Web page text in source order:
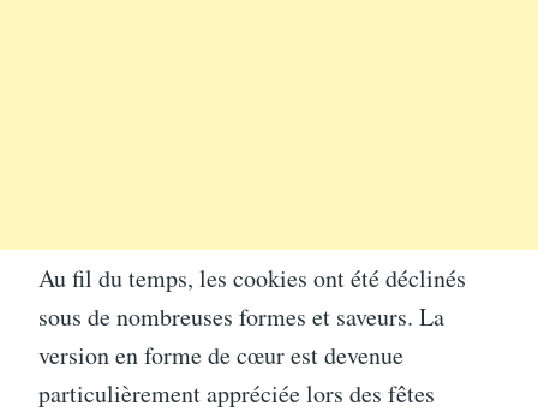
Au fil du temps, les cookies ont été déclinés
sous de nombreuses formes et saveurs. La
version en forme de cœur est devenue
particulièrement appréciée lors des fêtes